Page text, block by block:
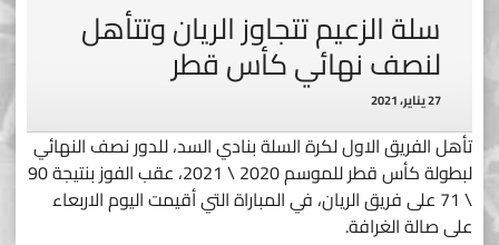
سلة الزعيم تتجاوز الريان وتتأهل
لنصف نهائي كأس قطر
27 يناير، 2021
تأهل الفريق الاول لكرة السلة بنادي السد، للدور نصف النهائي
لبطولة كأس قطر للموسم 2020 \ 2021، عقب الفوز بنتيجة 90
\ 71 على فريق الريان، في المباراة التي أقيمت اليوم الاربعاء
على صالة الغرافة.